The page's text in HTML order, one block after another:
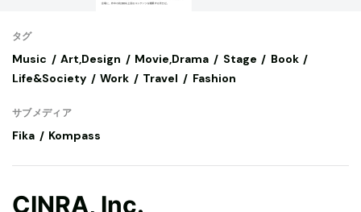
タグ
Music Art,Design Movie,Drama Stage
Book
Life&Society
Work Travel Fashion
サブメディア
Fika Kompass
CINRA, Inc.